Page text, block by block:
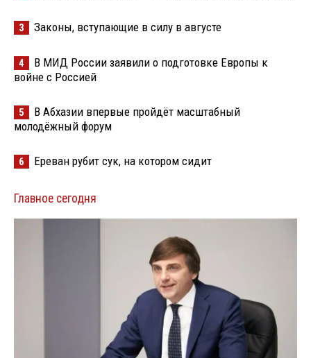
3 Законы, вступающие в силу в августе
4
В МИД России заявили о подготовке Европы к
войне с Россией
5
В Абхазии впервые пройдёт масштабный
молодёжный форум
6 Ереван рубит сук, на котором сидит
Главное сегодня